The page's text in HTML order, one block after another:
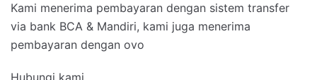
Kami menerima pembayaran dengan sistem transfer
via bank BCA & Mandiri, kami juga menerima
pembayaran dengan ovo